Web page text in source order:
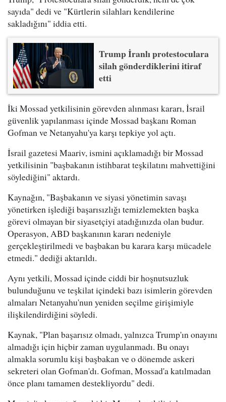
sayıda" dedi ve "Kürtlerin silahları kendilerine
sakladığını" iddia etti.
Trump İranlı protestoculara
silah gönderdiklerini itiraf
etti
İki Mossad yetkilisinin görevden alınması kararı, İsrail
güvenlik yapılanması içinde Mossad başkanı Roman
Gofman ve Netanyahu'ya karşı tepkiye yol açtı.
İsrail gazetesi Maariv, ismini açıklamadığı bir Mossad
yetkilisinin "başbakanın istihbarat teşkilatını mahvettiğini
söylediğini" aktardı.
Kaynağın, "Başbakanın ve siyasi yönetimin savaşı
yönetirken işlediği başarısızlığı temizlemekten başka
görevi olmayan bir siyasetçiyi atadığınızda olan budur.
Operasyon, ABD başkanının kararı nedeniyle
gerçekleştirilmedi ve başbakan bu karara karşı mücadele
etmedi." dediği aktarıldı.
Aynı yetkili, Mossad içinde ciddi bir hoşnutsuzluk
bulunduğunu ve teşkilat içindeki bazı isimlerin görevden
almaları Netanyahu'nun yeniden seçilme girişimiyle
ilişkilendirdiğini söyledi.
Kaynak, "Plan başarısız olmadı, yalnızca Trump'ın onayını
almadığı için hiçbir zaman uygulanmadı. Bu onayı
almakla sorumlu kişi başbakan ve o dönemde askeri
sekreteri olan Gofman'dı. Gofman, Mossad'a katılmadan
önce planı tamamen destekliyordu" dedi.